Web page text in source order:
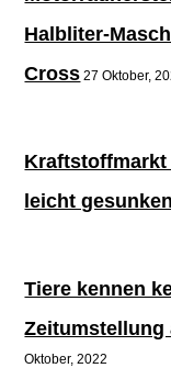
Halbliter-
Cross 27 Oktober,
leicht gesunken
Tiere kennen
Zeitumstellung
Oktober, 2022